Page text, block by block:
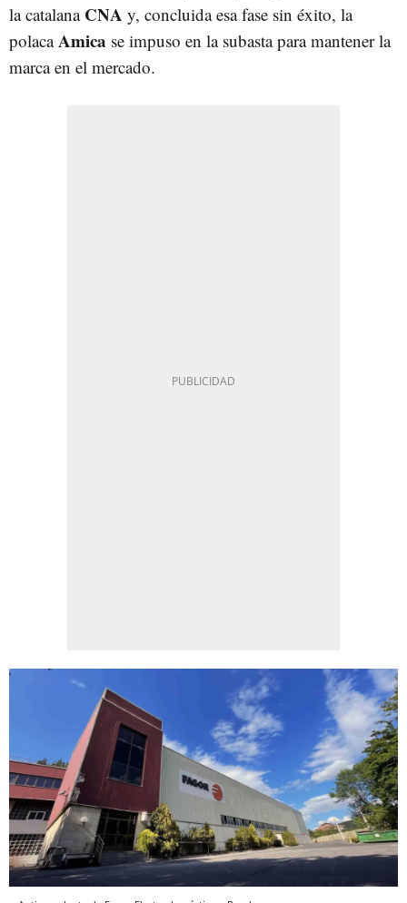
la catalana CNA y, concluida esa fase sin éxito, la
polacaAmica se impuso en la subasta para mantener la
marca en el mercado.